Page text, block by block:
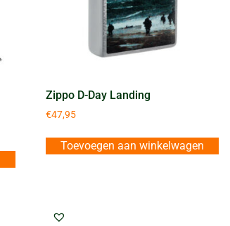
Zippo D-Day Landing
€47,95
Toevoegen aan winkelwagen